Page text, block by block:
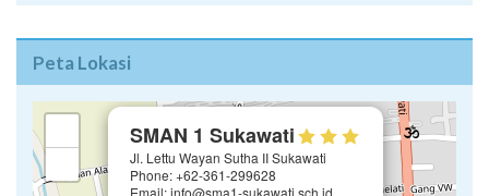
Peta Lokasi
SMAN 1 Sukawati
Jl. Lettu Wayan Sutha II Sukawati
Phone: +62-361-299628
Email: info@sma1-sukawati.sch.id